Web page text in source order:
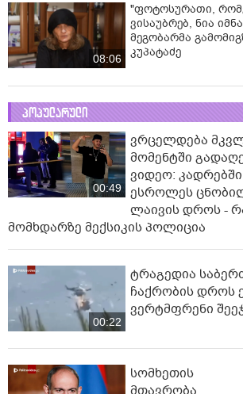
08:06
"ფოტოსურათი,
ვისაუბრებ, ნია
მეგობარმა
კუპატაძე
პოპულარული
00:49
ვრცელდება
მომენტში
ვიდეო:
ესროლეს
ლაივის დროს -
მომხდარზე მექსიკის პოლიცია
00:22
ტრაგედია
ჩაქრობის დროს
ვერტმფრენი
სომხეთის